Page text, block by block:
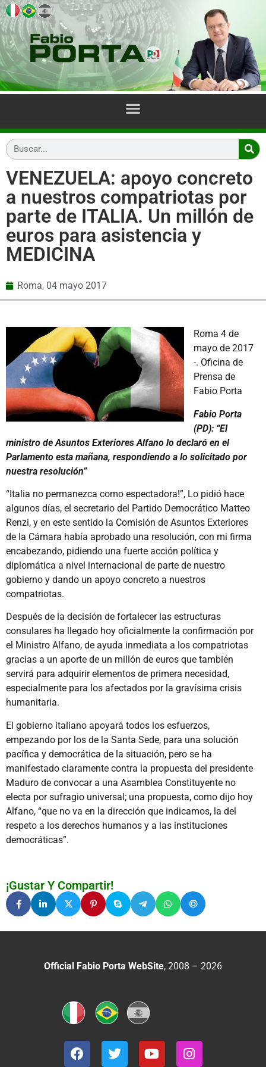
VENEZUELA: apoyo concreto
a nuestros compatriotas por
parte de ITALIA. Un millón de
euros para asistencia y
MEDICINA
Roma, 04 mayo 2017
Roma 4 de
mayo de 2017
-. Oficina de
Prensa de
Fabio Porta
Fabio Porta
(PD): “El
ministro de Asuntos Exteriores Alfano lo declaró en el
Parlamento esta mañana, respondiendo a lo solicitado por
nuestra resolución”
“Italia no permanezca como espectadora!”, Lo pidió hace
algunos días, el secretario del Partido Democrático Matteo
Renzi, y en este sentido la Comisión de Asuntos Exteriores
de la Cámara había aprobado una resolución, con mi firma
encabezando, pidiendo una fuerte acción política y
diplomática a nivel internacional de parte de nuestro
gobierno y dando un apoyo concreto a nuestros
compatriotas.
Después de la decisión de fortalecer las estructuras
consulares ha llegado hoy oficialmente la confirmación por
el Ministro Alfano, de ayuda inmediata a los compatriotas
gracias a un aporte de un millón de euros que también
servirá para adquirir elementos de primera necesidad,
especialmente para los afectados por la gravísima crisis
humanitaria.
El gobierno italiano apoyará todos los esfuerzos,
empezando por los de la Santa Sede, para una solución
pacífica y democrática de la situación, pero se ha
manifestado claramente contra la propuesta del presidente
Maduro de convocar a una Asamblea Constituyente no
electa por sufragio universal; una propuesta, como dijo hoy
Alfano, “que no va en la dirección que indicamos, la del
respeto a los derechos humanos y a las instituciones
democráticas”.
¡Gustar Y Compartir!
Official Fabio Porta WebSite, 2008 – 2026